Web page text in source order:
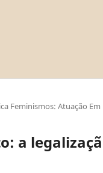
Feminismos: Atuação
a